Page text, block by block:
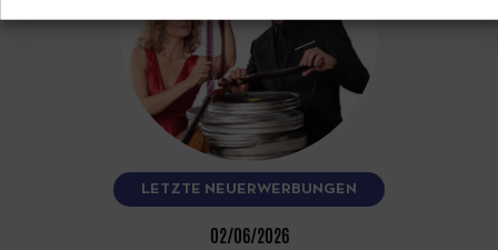
LETZTE NEUERWERBUNGEN
02/06/2026